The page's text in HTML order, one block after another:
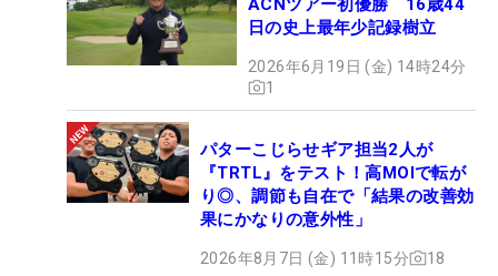
ACNツアー初優勝 16歳44
日の史上最年少記録樹立
2026年6月19日 (金) 14時24分
1
パターこじらせギア担当2人が
『TRTL』をテスト！高MOIで転が
り◎、調節も自在で「結果の改善効
果にかなりの意外性」
2026年8月7日 (金) 11時15分 18